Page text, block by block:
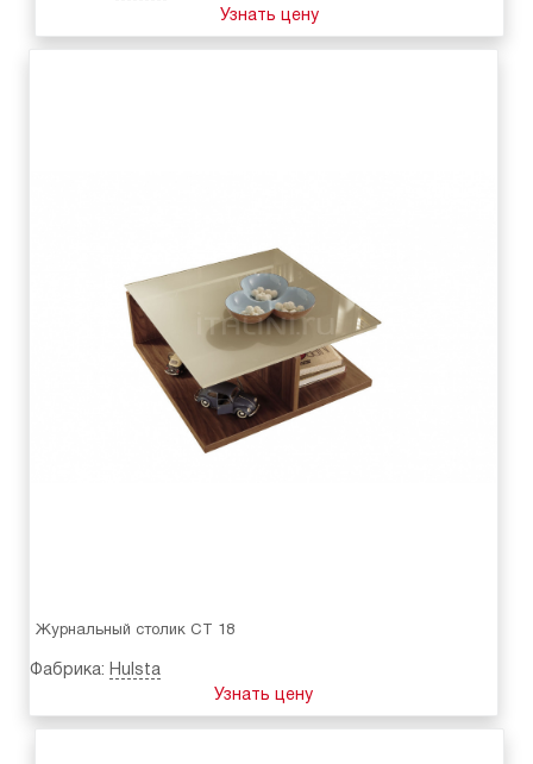
Узнать цену
Журнальный столик CT 18
Фабрика: Hulsta
Узнать цену